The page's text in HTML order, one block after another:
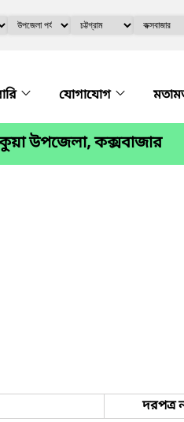
যোগাযোগ
উপজেলা, কক্সবাজার
দরপত্র